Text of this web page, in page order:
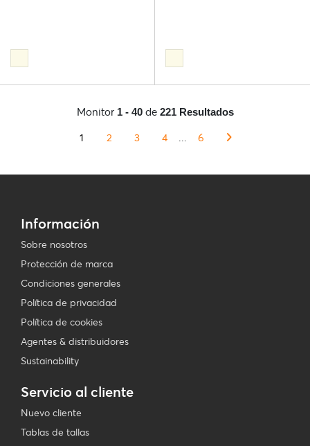
Monitor 1 - 40de 221 Resultados
1 2 3 4 ... 6
Información
Sobre nosotros
Protección de marca
Condiciones generales
Política de privacidad
Política de cookies
Agentes & distribuidores
Sustainability
Servicio al cliente
Nuevo cliente
Tablas de tallas